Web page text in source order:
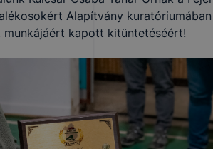
Alapítvány kuratóriumában
munkájáért kapott kitüntetéséért!